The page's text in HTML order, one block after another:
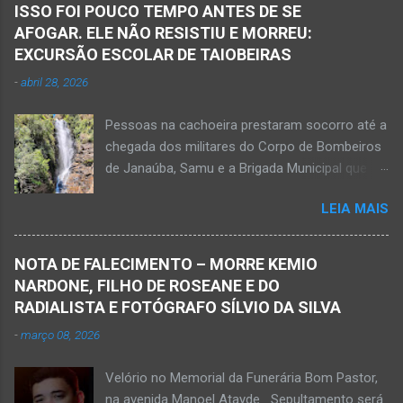
ISSO FOI POUCO TEMPO ANTES DE SE
AFOGAR. ELE NÃO RESISTIU E MORREU:
EXCURSÃO ESCOLAR DE TAIOBEIRAS
-abril 28, 2026
Pessoas na cachoeira prestaram socorro até a
chegada dos militares do Corpo de Bombeiros
de Janaúba, Samu e a Brigada Municipal que
resistiu e foi a óbito Foto álbum pessoal Kauan
Pereira Alves publicou em sua rede social a
foto em que apreciava a Cachoeira Maria Rosa,
em Mato Verde, pouco tempo antes de se
afogar e depois vir a óbito nesta terça-feira, dia
socorrem estudante que se afogou em
LEIA MAIS
NOTA DE FALECIMENTO – MORRE KEMIO
NARDONE, FILHO DE ROSEANE E DO
RADIALISTA E FOTÓGRAFO SÍLVIO DA SILVA
-março 08, 2026
Velório no Memorial da Funerária Bom Pastor,
na avenida Manoel Atayde Sepultamento será